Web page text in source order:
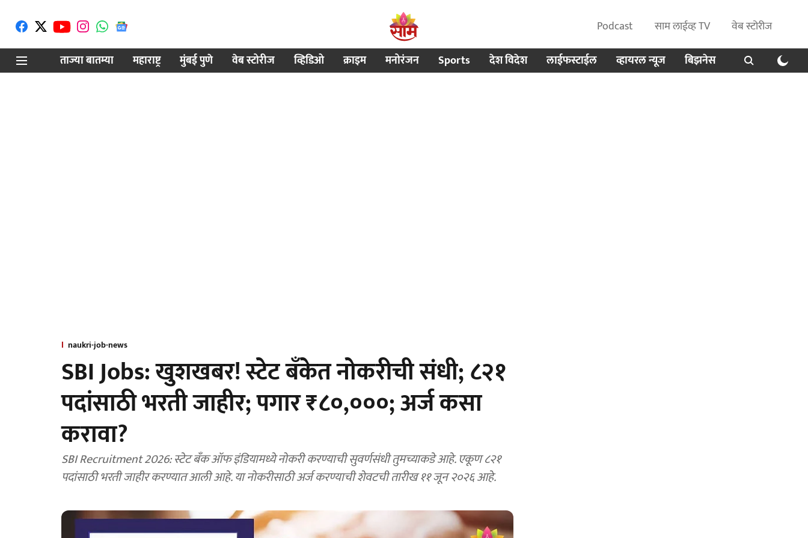
Podcast साम लाईव्ह TV
वेब स्टोरीज
ताज्या बातम्या
महाराष्ट्र मुंबई पुणे वेब स्टोरीज व्हिडिओ क्राइम मनोरंजन Sports देश विदेश लाईफस्टाईल व्हायरल न्यूज बिझनेस
naukri-job-news
SBI Jobs: खुशखबर! स्टेट बँकेत नोकरीची संधी; ८२१
पदांसाठी भरती जाहीर; पगार ₹८०,०००; अर्ज कसा
करावा?
SBI Recruitment 2026: स्टेट बँक ऑफ इंडियामध्ये नोकरी करण्याची सुवर्णसंधी तुमच्याकडे आहे. एकूण ८२१
पदांसाठी भरती जाहीर करण्यात आली आहे. या नोकरीसाठी अर्ज करण्याची शेवटची तारीख ११ जून २०२६ आहे.